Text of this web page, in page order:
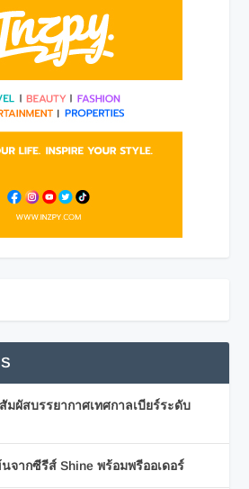
มผัสบรรยากาศเทศกาลเบียร์ระดับ
จากซีรีส์ Shine พร้อมพรีออเดอร์